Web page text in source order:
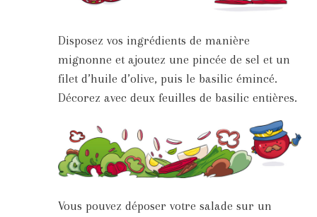
Disposez vos ingrédients de manière
mignonne et ajoutez une pincée de sel et un
filet d’huile d’olive, puis le basilic émincé.
Décorez avec deux feuilles de basilic entières.
Vous pouvez déposer votre salade sur un